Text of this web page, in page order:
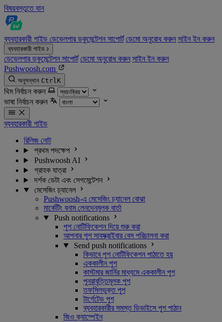
বিষয়বস্তুতে যান
ব্যবহারকারী গাইড ডেভেলপার ডকুমেন্টেশন সাপোর্ট ডেমো অনুরোধ করুন সাইন ইন করুন
ব্যবহারকারী গাইড
ডেভেলপার ডকুমেন্টেশন সাপোর্ট ডেমো অনুরোধ করুন সাইন ইন করুন
Pushwoosh.com
অনুসন্ধান CtrlK
থিম নির্বাচন করুন
ভাষা নির্বাচন করুন
ব্যবহারকারী গাইড
রিলিজ নোট
প্রথম পদক্ষেপ
Pushwoosh AI
গ্রাহক যাত্রা
দর্শক ডেটা এবং সেগমেন্টেশন
মেসেজিং চ্যানেল
Pushwoosh-এ মেসেজিং চ্যানেল বোঝা
মার্কেটিং বনাম লেনদেনমূলক বার্তা
Push notifications
পুশ নোটিফিকেশন দিয়ে শুরু করা
আপনার পুশ সাবস্ক্রাইবার বেস পরিচালনা করা
Send push notifications
কিভাবে পুশ নোটিফিকেশন পাঠাতে হয়
এককালীন পুশ
কাস্টমার জার্নির মাধ্যমে এককালীন পুশ
পুনরাবৃত্তিমূলক পুশ
তফসিলভুক্ত পুশ
টার্গেটেড পুশ
ব্যবহারকারীর সমস্ত ডিভাইসে পুশ পাঠান
জিও ক্যাম্পেইন